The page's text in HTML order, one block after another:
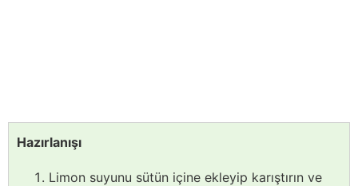
Hazırlanışı
Limon suyunu sütün içine ekleyip karıştırın ve